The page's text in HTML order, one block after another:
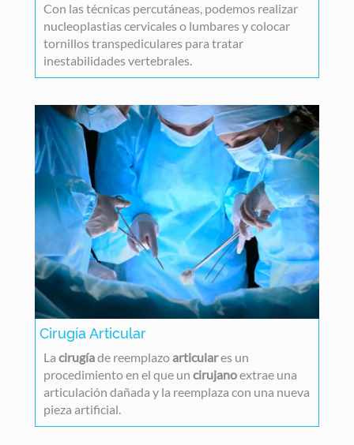
Con las técnicas percutáneas, podemos realizar
nucleoplastias cervicales o lumbares y colocar
tornillos transpediculares para tratar
inestabilidades vertebrales.
Cirugía Articular
La cirugíade reemplazoarticulares un
procedimiento en el que un cirujanoextrae una
articulación dañada y la reemplaza con una nueva
pieza artificial.